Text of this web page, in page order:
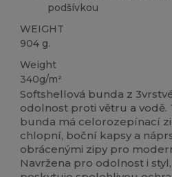
podšívkou
WEIGHT
904 g.
Weight
340g/m²
Softshellová bunda z
odolnost proti větru a vodě.
bunda má celorozepínací
chlopní, boční kapsy a
obrácenými zipy pro
Navržena pro odolnost i